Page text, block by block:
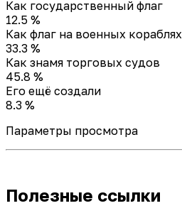
Как государственный флаг
12.5 %
Как флаг на военных кораблях
33.3 %
Как знамя торговых судов
45.8 %
Его ещё создали
8.3 %
Параметры просмотра
Полезные ссылки